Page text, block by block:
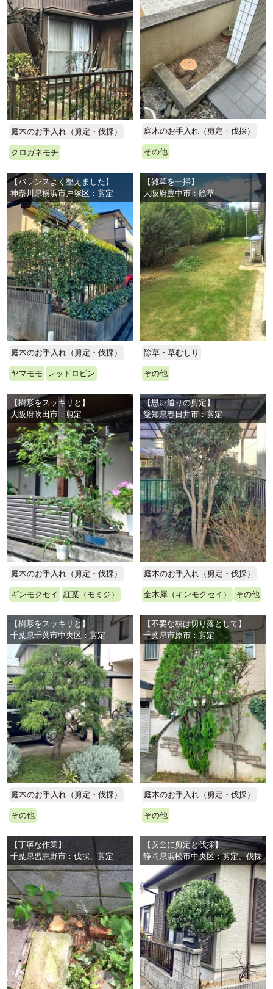
庭木のお手入れ（剪定・伐採）
クロガネモチ
庭木のお手入れ（剪定・伐採）
その他
【バランスよく整えました】
神奈川県横浜市戸塚区：剪定
庭木のお手入れ（剪定・伐採）
ヤマモモ レッドロビン
【雑草を一掃】
大阪府豊中市：除草
除草・草むしり
その他
【樹形をスッキリと】
大阪府吹田市：剪定
庭木のお手入れ（剪定・伐採）
ギンモクセイ 紅葉（モミジ）
【思い通りの剪定】
愛知県春日井市：剪定
庭木のお手入れ（剪定・伐採）
金木犀（キンモクセイ） その他
【樹形をスッキリと】
千葉県千葉市中央区：剪定
庭木のお手入れ（剪定・伐採）
その他
【不要な枝は切り落として】
千葉県市原市：剪定
庭木のお手入れ（剪定・伐採）
その他
【丁寧な作業】
千葉県習志野市：伐採、剪定
【安全に剪定と伐採】
静岡県浜松市中央区：剪定、伐採